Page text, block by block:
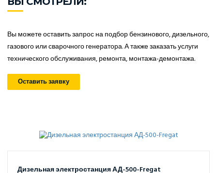
Вы можете оставить запрос на подбор бензинового, дизельного,
газового или сварочного генератора. А также заказать услуги
технического обслуживания, ремонта, монтажа-демонтажа.
Оставить заявку
Дизельная электростанция АД-500-Fregat